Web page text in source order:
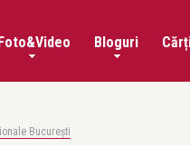
Bloguri
București